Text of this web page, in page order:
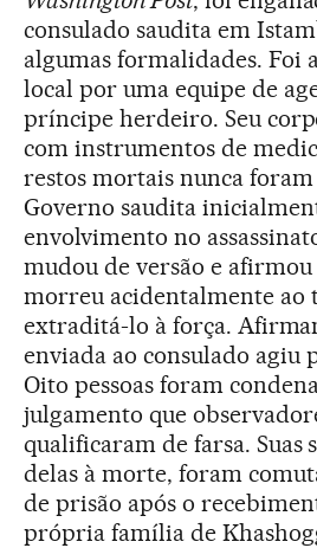
consulado saudita em
algumas formalidades. Foi
local por uma equipe de
príncipe herdeiro. Seu
com instrumentos de
restos mortais nunca
Governo saudita
envolvimento no
mudou de versão e
morreu acidentalmente ao
extraditá-lo à força.
enviada ao consulado agiu
Oito pessoas foram
julgamento que
qualificaram de farsa. Suas
delas à morte, foram
de prisão após o
própria família de